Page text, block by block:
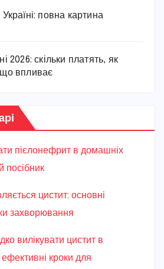
повна картина
2026: скільки платять, як
впливає
пієлонефрит в домашніх
посібник
цистит: основні
захворювання
вилікувати цистит в
кроки для